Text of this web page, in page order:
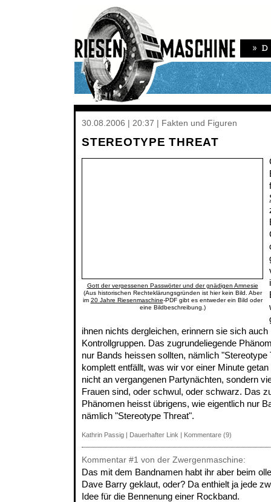
30.08.2006 | 20:37 | Fakten und Figuren
STEREOTYPE THREAT
Gott der vergessenen Passwörter und der gnädigen Amnesie
(Aus historischen Rechteklärungsgründen ist hier kein Bild. Aber
im 20 Jahre Riesenmaschine-PDF gibt es entweder ein Bild oder
eine Bildbeschreibung.)
ihnen nichts dergleichen, erinnern sie sich
Kontrollgruppen. Das zugrundeliegende
nur Bands heissen sollten, nämlich
komplett entfällt, was wir vor einer Minute
nicht an vergangenen Partynächten, sondern
Frauen sind, oder schwul, oder schwarz. Das
Phänomen heisst übrigens, wie eigentlich nur
nämlich "Stereotype Threat".
Kathrin Passig | Dauerhafter Link | Kommentare (9)
Kommentar #1 von der Zwergenmaschine:
Das mit dem Bandnamen habt ihr aber beim
Dave Barry geklaut, oder? Da enthielt ja jede
Idee für die Bennenung einer Rockband.